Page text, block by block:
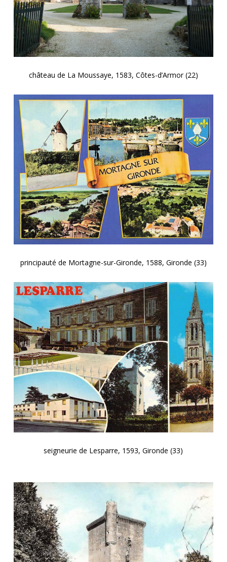
château de La Moussaye, 1583, Côtes-d’Armor (22)
principauté de Mortagne-sur-Gironde, 1588, Gironde (33)
seigneurie de Lesparre, 1593, Gironde (33)